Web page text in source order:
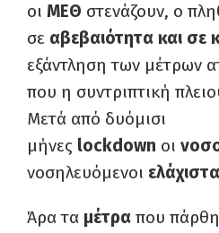
οι ΜΕΘ στενάζουν, ο
σε αβεβαιότητα και σε
εξάντληση των μέτρων
που η συντριπτική
Μετά από δυόμισι
μήνες lockdown οι
νοσηλευόμενοι
Άρα τα μέτρα που